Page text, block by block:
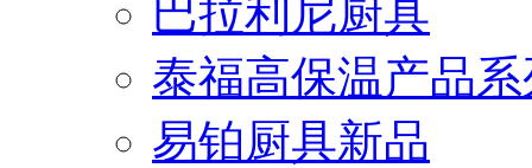
巴拉利尼厨具
泰福高保温产品
易铂厨具新品